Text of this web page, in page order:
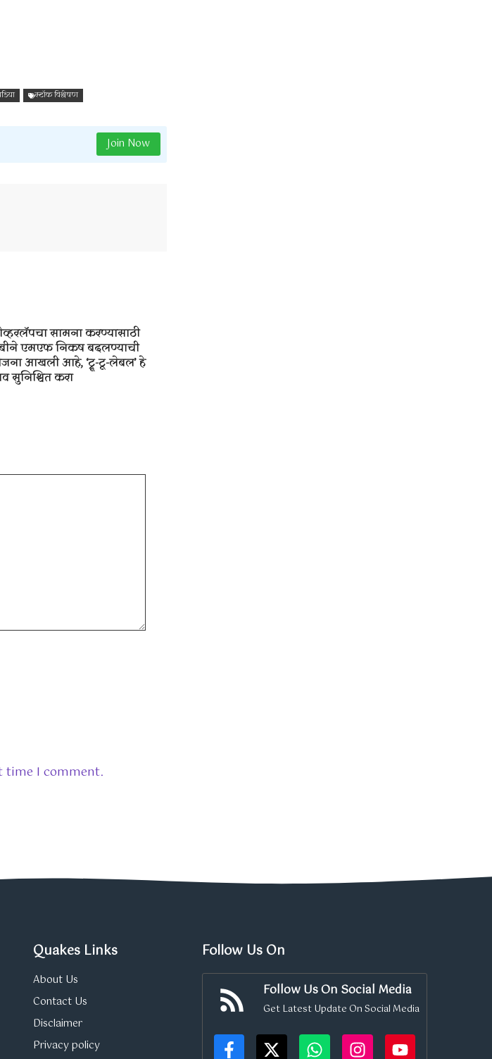
स्टॉक विश्लेषण
Join Now
सामना करण्यासाठी
एमएफ निकष बदलण्याची
आखली आहे, ‘ट्रू-टू-लेबल’ हे
सुनिश्चित करा
time I comment.
Quakes Links
About Us
Contact Us
Disclaimer
Privacy policy
Follow Us On
Follow Us On Social Media
Get Latest Update On Social Media